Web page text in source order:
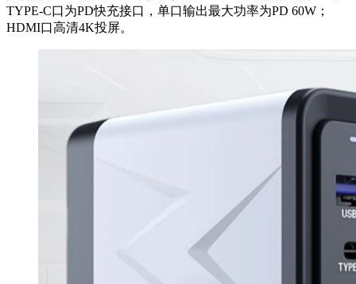
TYPE-C口为PD快充接口，单口输出最大功率为PD 60W；
HDMI口高清4K投屏。